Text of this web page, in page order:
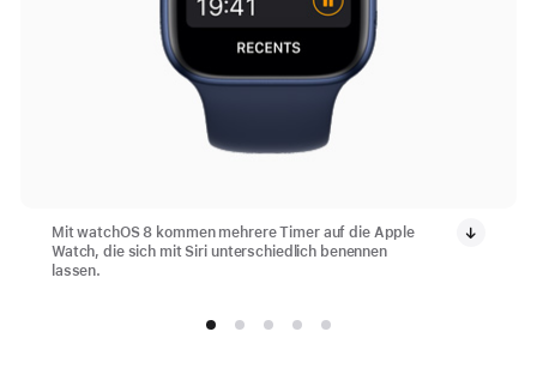
Mit watchOS 8 kommen mehrere Timer auf die Apple
Watch, die sich mit Siri unterschiedlich benennen
lassen.